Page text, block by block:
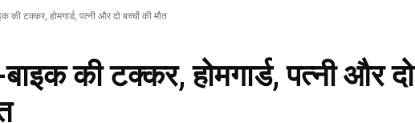
की टक्कर, होमगार्ड, पत्नी और दो बच्चों की मौत
की टक्कर, होमगार्ड, पत्नी और दो